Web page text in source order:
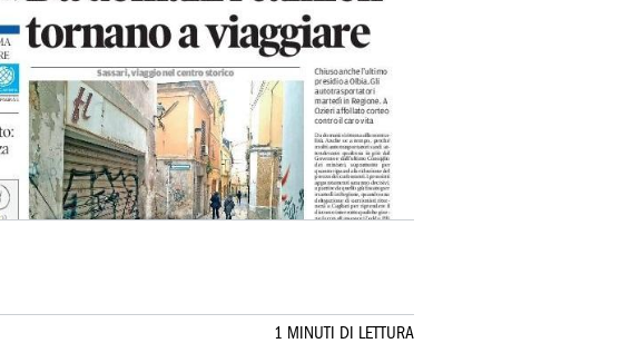
1 MINUTI DI LETTURA